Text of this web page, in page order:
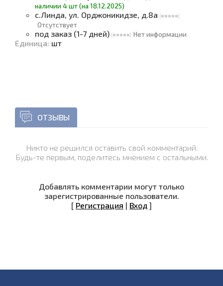
наличии 4 шт (на 18.12.2025)
с.Линда, ул. Орджоникидзе, д.8а
Отсутствует
под заказ (1-7 дней) Нет информации
Единица: шт
ОТЗЫВЫ
Никто не решился оставить свой комментарий.
Будь-те первым, поделитесь мнением с остальными.
Добавлять комментарии могут только
зарегистрированные пользователи.
[ Регистрация | Вход ]